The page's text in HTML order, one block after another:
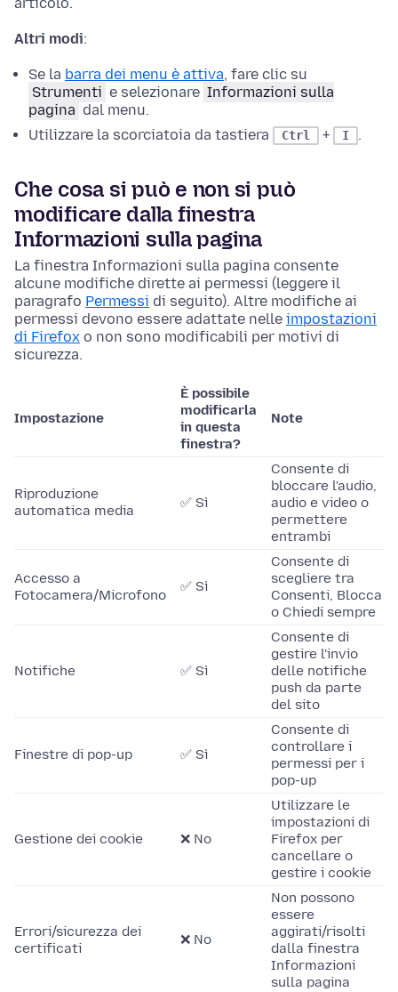
articolo.
Altri modi:
Se la barra dei menu è attiva, fare clic su
Strumenti e selezionare Informazioni sulla
pagina dal menu.
Utilizzare la scorciatoia da tastiera
Ctrl + I .
Che cosa si può e non si può
modificare dalla finestra
Informazioni sulla pagina
La finestra Informazioni sulla pagina consente
alcune modifiche dirette ai permessi (leggere il
paragrafo Permessi di seguito). Altre modifiche ai
permessi devono essere adattate nelle impostazioni
di Firefox o non sono modificabili per motivi di
sicurezza.
Impostazione
È possibile
modificarla
in questa
finestra?
Note
Riproduzione
automatica media
✅ Sì
Consente di
bloccare l'audio,
audio e video o
permettere
entrambi
Accesso a
Fotocamera/Microfono
✅ Sì
Consente di
scegliere tra
Consenti, Blocca
o Chiedi sempre
Notifiche ✅ Sì
Consente di
gestire l'invio
delle notifiche
push da parte
del sito
Finestre di pop-up ✅ Sì
Consente di
controllare i
permessi per i
pop-up
Gestione dei cookie ❌ No
Utilizzare le
impostazioni di
Firefox per
cancellare o
gestire i cookie
Errori/sicurezza dei
certificati
❌ No
Non possono
essere
aggirati/risolti
dalla finestra
Informazioni
sulla pagina